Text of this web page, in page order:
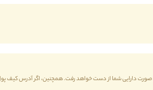
این صورت دارایی شما از دست خواهد رفت. همچنین، اگر آدرس